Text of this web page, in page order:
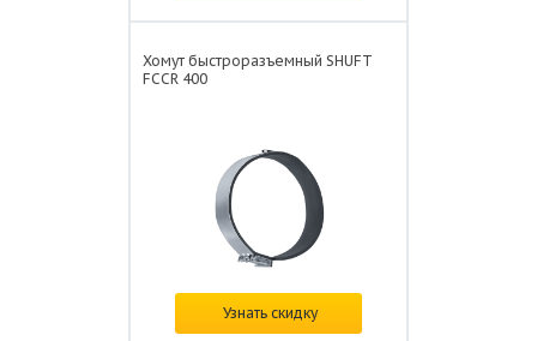
Хомут быстроразъемный SHUFT
FCCR 400
Цена: от841 ₽/шт.
Узнать скидку